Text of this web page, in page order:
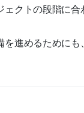
ェクトの段階に
進めるためにも